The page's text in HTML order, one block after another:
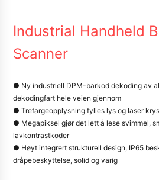
Industrial Handheld
Scanner
● Ny industriell DPM-barkod dekoding av
dekodingfart hele veien gjennom
● Trefargeopplysning fylles lys og laser
● Megapiksel gjør det lett å lese svimmel,
lavkontrastkoder
● Høyt integrert strukturell design, IP65
dråpebeskyttelse, solid og varig